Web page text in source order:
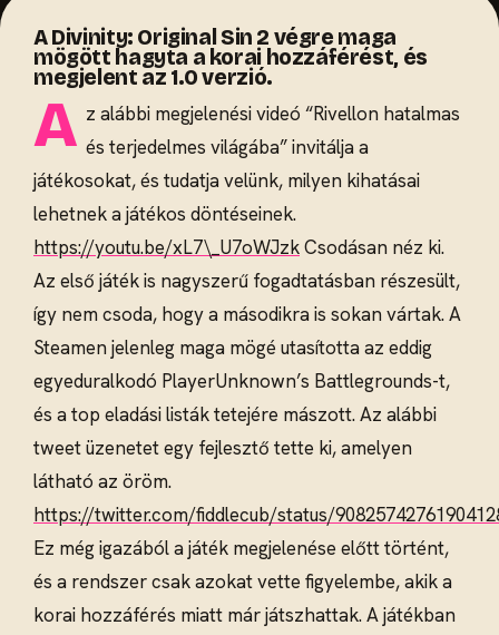
A Divinity: Original Sin 2 végre maga
mögött hagyta a korai hozzáférést, és
megjelent az 1.0 verzió.
A z alábbi megjelenési videó “Rivellon hatalmas
és terjedelmes világába” invitálja a
játékosokat, és tudatja velünk, milyen kihatásai
lehetnek a játékos döntéseinek.
https://youtu.be/xL7\_U7oWJzkCsodásan néz ki.
Az első játék is nagyszerű fogadtatásban részesült,
így nem csoda, hogy a másodikra is sokan vártak. A
Steamen jelenleg maga mögé utasította az eddig
egyeduralkodó PlayerUnknown’s Battlegrounds-t,
és a top eladási listák tetejére mászott. Az alábbi
tweet üzenetet egy fejlesztő tette ki, amelyen
látható az öröm.
https://twitter.com/fiddlecub/status/
Ez még igazából a játék megjelenése előtt történt,
és a rendszer csak azokat vette figyelembe, akik a
korai hozzáférés miatt már játszhattak. A játékban